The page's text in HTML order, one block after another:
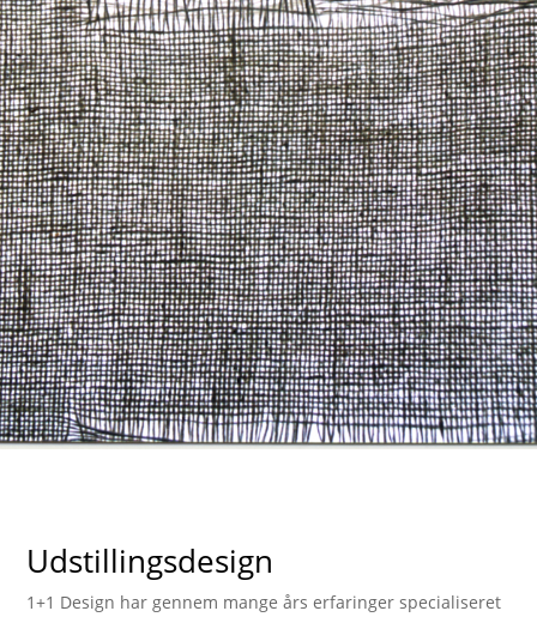
Udstillingsdesign
1+1 Design har gennem mange års erfaringer specialiseret